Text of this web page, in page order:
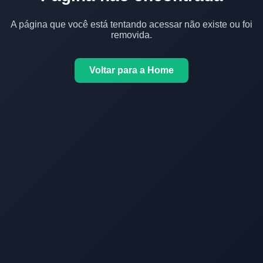
A página que você está tentando acessar não existe ou foi
removida.
Voltar para a Home